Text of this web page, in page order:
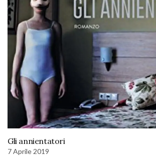
Gli annientatori
7 Aprile 2019